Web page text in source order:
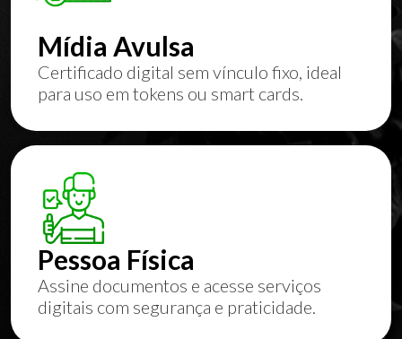
Mídia Avulsa
Certificado digital sem vínculo fixo, ideal
para uso em tokens ou smart cards.
Pessoa Física
Assine documentos e acesse serviços
digitais com segurança e praticidade.